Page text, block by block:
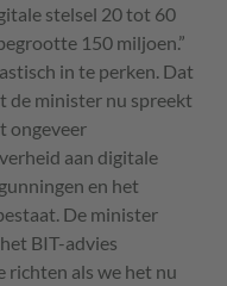
stelsel 20 tot 60
150 miljoen.”
in te perken. Dat
de minister nu spreekt
ongeveer
aan digitale
en het
De minister
BIT-advies
richten als we het nu